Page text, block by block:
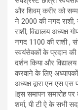
और शिवम् करीर को
ने 2000 की नगद राशी,
राशी, विद्यालय अध्यक्ष
नगद 1100 की राशी ,
स्वयंसेवकों के प्रदान की
दर्शन किया और
करवाने के लिए
अध्यक्ष द्वारा एन एस एस
Iइस समापन समारोह पर
शर्मा, पी टी ऐ के सभी